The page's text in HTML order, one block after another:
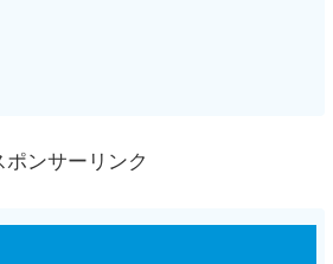
ポンサーリンク